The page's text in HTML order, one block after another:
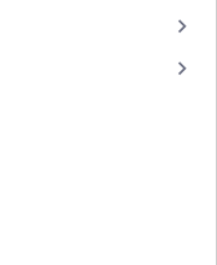
keyboard_arrow_right
keyboard_arrow_right